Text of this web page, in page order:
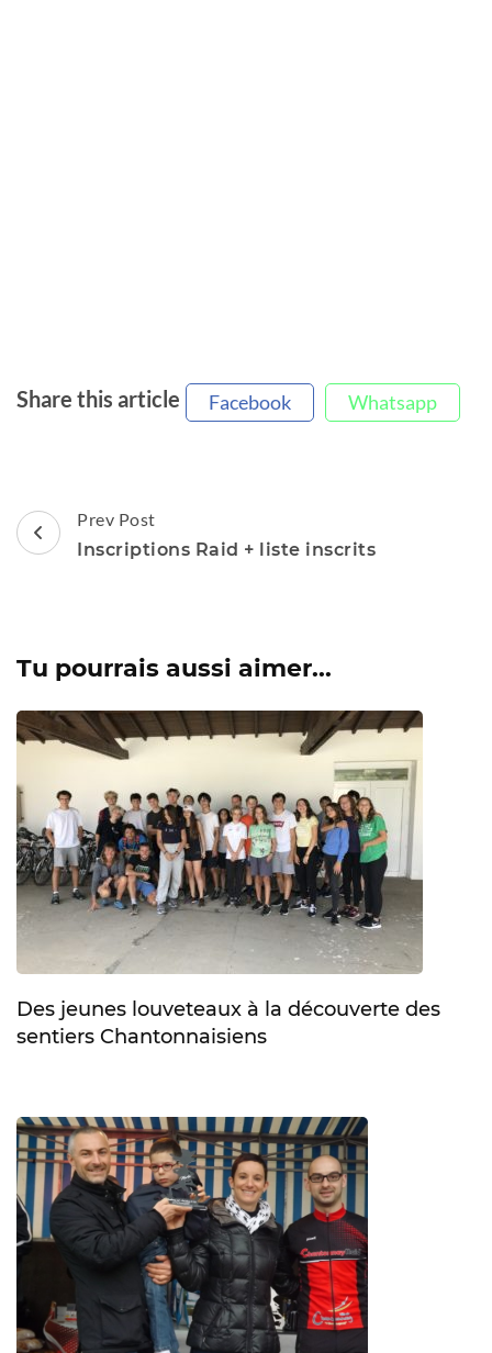
Share this article Facebook Whatsapp
Post
Navigation
Prev Post
Inscriptions Raid + liste inscrits
Tu pourrais aussi aimer...
Des jeunes louveteaux à la découverte des
sentiers Chantonnaisiens